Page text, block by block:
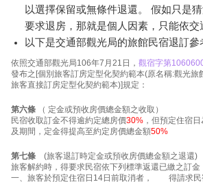
以選擇保留或無條件退還。 假如只是
要求退房，那就是個人因素，只能依交
以下是交通部觀光局的旅館民宿退訂參
依照交通部觀光局106年7月21日， 觀宿字第
發布之[個別旅客訂房定型化契約範本(原名稱:觀光旅
旅客直接訂房定型化契約範本)]規定：
第六條 （ 定金或預收房價總金額之收取）
民宿收取訂金不得逾約定總房價30% ，但預定住宿
及期間，定金得提高至約定房價總金額50%
第七條 (旅客退訂時定金或預收房價總金額之退還)
旅客解約時，得要求民宿依下列標準返還已繳之訂金
一、旅客於預定住宿日14日前取消者， 得請求民